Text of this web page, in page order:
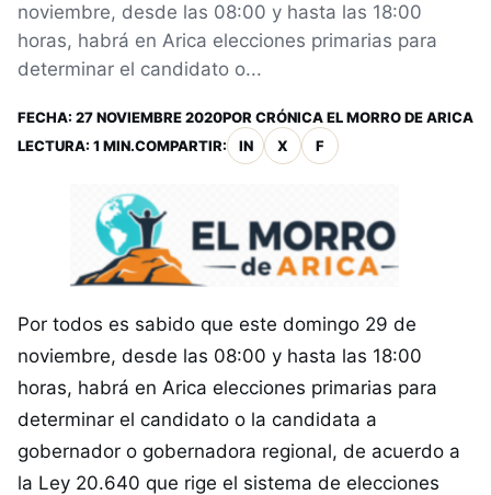
noviembre, desde las 08:00 y hasta las 18:00
horas, habrá en Arica elecciones primarias para
determinar el candidato o...
FECHA: 27 NOVIEMBRE 2020POR CRÓNICA EL MORRO DE ARICA
LECTURA: 1 MIN.COMPARTIR: IN X F
Por todos es sabido que este domingo 29 de
noviembre, desde las 08:00 y hasta las 18:00
horas, habrá en Arica elecciones primarias para
determinar el candidato o la candidata a
gobernador o gobernadora regional, de acuerdo a
la Ley 20.640 que rige el sistema de elecciones